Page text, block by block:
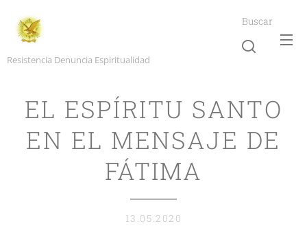
Resistencia Denuncia Espiritualidad
Buscar
EL ESPÍRITU SANTO
EN EL MENSAJE DE
FÁTIMA
13.05.2020